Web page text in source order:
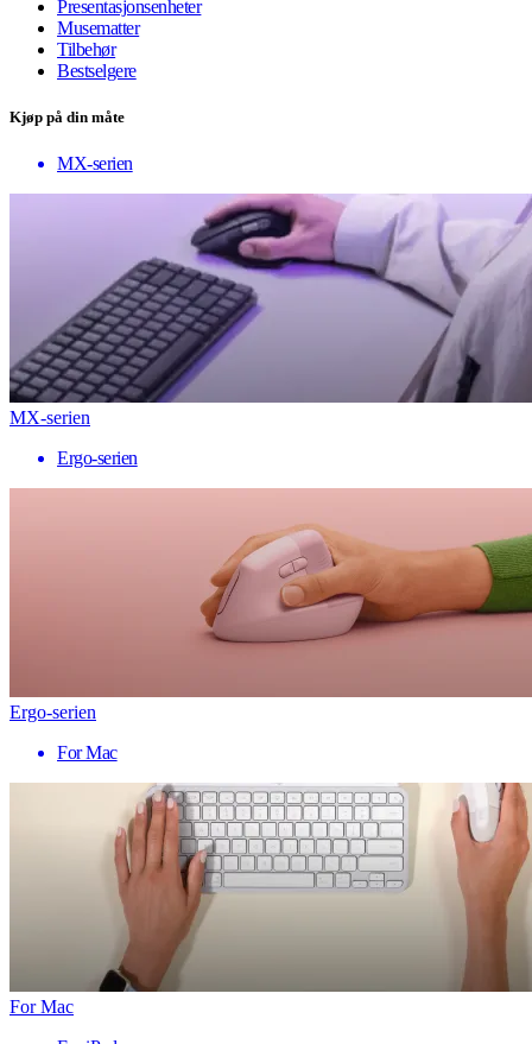
Presentasjonsenheter
Musematter
Tilbehør
Bestselgere
Kjøp på din måte
MX-serien
MX-serien
Ergo-serien
Ergo-serien
For Mac
For Mac